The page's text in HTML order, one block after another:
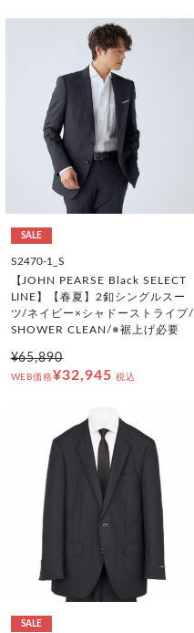
SALE
S2470-1_S
【JOHN PEARSE Black SELECT
LINE】【春夏】2釦シングルスー
ツ/ネイビー×シャドーストライプ/
SHOWER CLEAN/※裾上げ必要
¥65,890
WEB価格¥32,945 税込
SALE